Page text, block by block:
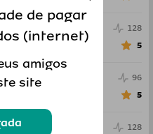
128
5
96
5
128
de pagar
(internet)
amigos
site